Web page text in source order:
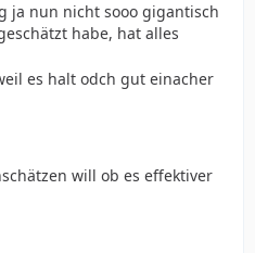
ja nun nicht sooo gigantisch
habe, hat alles
es halt odch gut einacher
will ob es effektiver